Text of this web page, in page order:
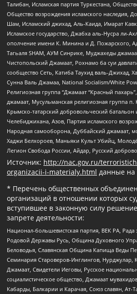
Талибан, Исламская партия Туркестана,
Общество возрождения исламского наследия,
Шам, Исламский джихад, Аль-Каида, Имарат
Исламское государство, Джабха аль-Нусра ли-
ополчение имени К. Минина и Д. Пожарского,
Тагьаля SHAM, АУМ Синрике, Муджахеды
Чистопольский Джамаат, Рохнамо ба суи
сообщество Сеть, Катиба Таухид валь-Джихад,
Сунна Валь Джамаа, National Socialism/White
Религиозная группа “Джамаат “Красный
джамаат, Мусульманская религиозная группа
Крымско-татарский добровольческий
Челебиджихана, Азов, Партия исламского
Народная самооборона, Дуббайский джамаат,
Хаджи Белхороев, Маньяки Культ Убийц,
Легион Свобода России, Айдар, Русский
Источник: http://nac.gov.ru/
organizacii-i-materialy.html данные на
* Перечень общественных
организаций в отношении которых
вступившее в законную силу
запрете деятельности:
Национал-большевистская партия, ВЕК РА,
Родовой Державы Русь, Община Духовного
Беловодья, Славянская Община Капища Веды
Семинария Староверов-Инглингов, Нурджулар,
Джамаат, Свидетели Иеговы, Русское
социалистическое общество, Джамаат
Кабарды, Балкарии и Карачая, Союз славян, Ат-